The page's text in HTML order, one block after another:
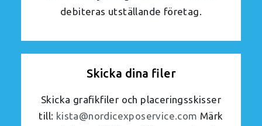
debiteras utställande företag.
Skicka dina filer
Skicka grafikfiler och placeringsskisser
till: kista@nordicexposervice.com Märk